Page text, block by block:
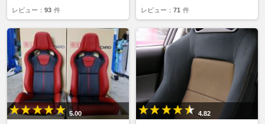
レビュー： 93 件 レビュー： 71 件
5.00 4.82